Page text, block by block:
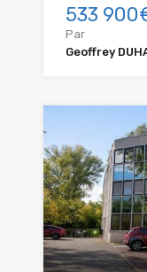
533
Par
Geoffrey